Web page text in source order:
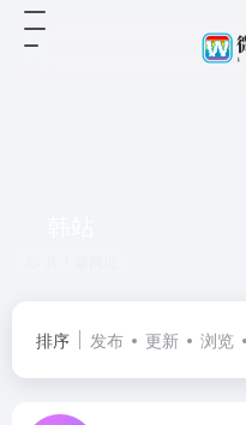
排序 发布 更新 浏览